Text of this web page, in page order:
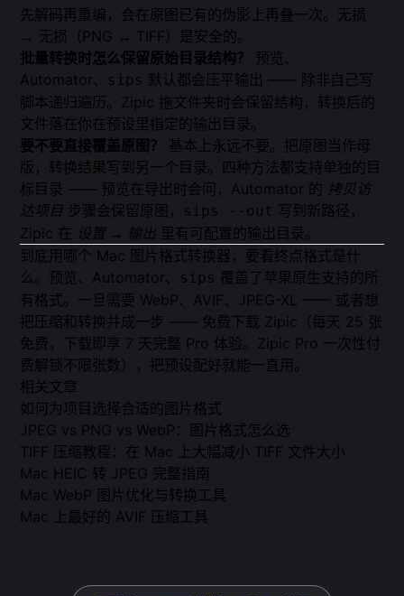
先解码再重编，会在原图已有的伪影上再叠一次。无损
→ 无损（PNG ↔ TIFF）是安全的。
批量转换时怎么保留原始目录结构？
预览、
Automator、
sips 默认都会压平输出 —— 除非自己写
脚本递归遍历。Zipic 拖文件夹时会保留结构，转换后的
文件落在你在预设里指定的输出目录。
要不要直接覆盖原图？
基本上永远不要。把原图当作母
版，转换结果写到另一个目录。四种方法都支持单独的目
标目录 —— 预览在导出时会问，Automator 的 拷贝访
达项目 步骤会保留原图， sips --out 写到新路径，
Zipic 在 设置 → 输出 里有可配置的输出目录。
到底用哪个 Mac 图片格式转换器，要看终点格式是什
么。预览、Automator、
sips 覆盖了苹果原生支持的所
有格式。一旦需要 WebP、AVIF、JPEG-XL —— 或者想
把压缩和转换并成一步 —— 免费下载 Zipic （每天 25 张
免费，下载即享 7 天完整 Pro 体验。 Zipic Pro 一次性付
费解锁不限张数），把预设配好就能一直用。
相关文章
如何为项目选择合适的图片格式
JPEG vs PNG vs WebP：图片格式怎么选
TIFF 压缩教程：在 Mac 上大幅减小 TIFF 文件大小
Mac HEIC 转 JPEG 完整指南
Mac WebP 图片优化与转换工具
Mac 上最好的 AVIF 压缩工具